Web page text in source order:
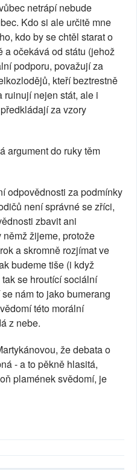
netrápí nebude
Kdo si ale určitě mne
kdo by se chtěl starat o
očekává od státu (jehož
podporu, považují za
kteří beztrestně
ruinují nejen stát, ale i
za vzory
argument do ruky těm
odpovědnosti za podmínky
není správné se zříci,
zbavit ani
žijeme, protože
a skromně rozjímat ve
budeme tiše (i když
se hroutící sociální
nám to jako bumerang
této morální
z nebe.
že debata o
- a to pěkně hlasitá,
plamének svědomí, je